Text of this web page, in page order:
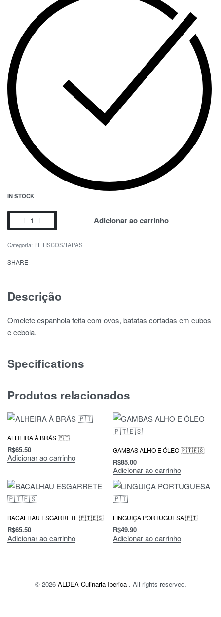
IN STOCK
Adicionar ao carrinho
Categoria: PETISCOS/TAPAS
SHARE
Descrição
Omelete espanhola feita com ovos, batatas cortadas em cubos
e cebola.
Specifications
Produtos relacionados
ALHEIRA À BRÁS 🇵🇹
R$65.50
Adicionar ao carrinho
GAMBAS ALHO E ÓLEO 🇵🇹🇪🇸
R$85.00
Adicionar ao carrinho
BACALHAU ESGARRETE 🇵🇹🇪🇸
R$65.50
Adicionar ao carrinho
LINGUIÇA PORTUGUESA 🇵🇹
R$49.90
Adicionar ao carrinho
© 2026 ALDEA Culinaria Iberica . All rights reserved.